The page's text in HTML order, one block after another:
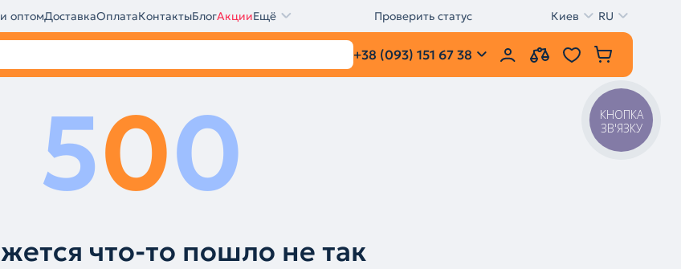
оптомДоставкаОплатаКонтактыБлогАкцииЕщё Проверить статус Киев RU
+38 (093) 151 67 38
500
что-то пошло не так
КНОПКА
ЗВ'ЯЗКУ